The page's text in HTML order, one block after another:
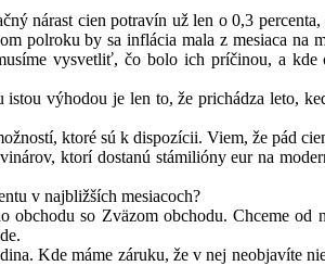
nárast cien potravín už len o 0,3
polroku by sa inflácia mala z mesiaca na
vysvetliť, čo bolo ich príčinou, a kde
výhodou je len to, že prichádza leto,
ktoré sú k dispozícii. Viem, že pád
ktorí dostanú stámilióny eur na
v najbližších mesiacoch?
so Zväzom obchodu. Chceme od
Kde máme záruku, že v nej neobjavíte